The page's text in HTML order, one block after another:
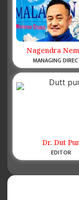
Nagendra
MANAGING
Dr. Dut
EDITOR